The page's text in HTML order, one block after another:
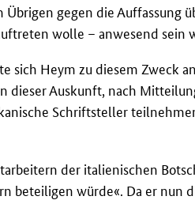
gegen die Auffassung
wolle – anwesend sein
sich Heym zu diesem Zweck
dieser Auskunft, nach
Schriftsteller
der italienischen
beteiligen würde«. Da er nun